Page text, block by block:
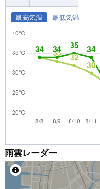
最高気温 最低気温
雨雲レーダー